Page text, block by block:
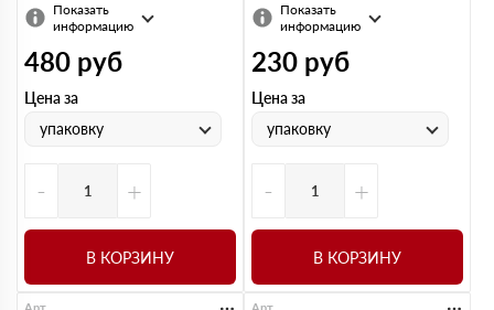
Показать
информацию
480 руб
Цена за
упаковку
- +
В КОРЗИНУ
Показать
информацию
230 руб
Цена за
упаковку
- +
В КОРЗИНУ